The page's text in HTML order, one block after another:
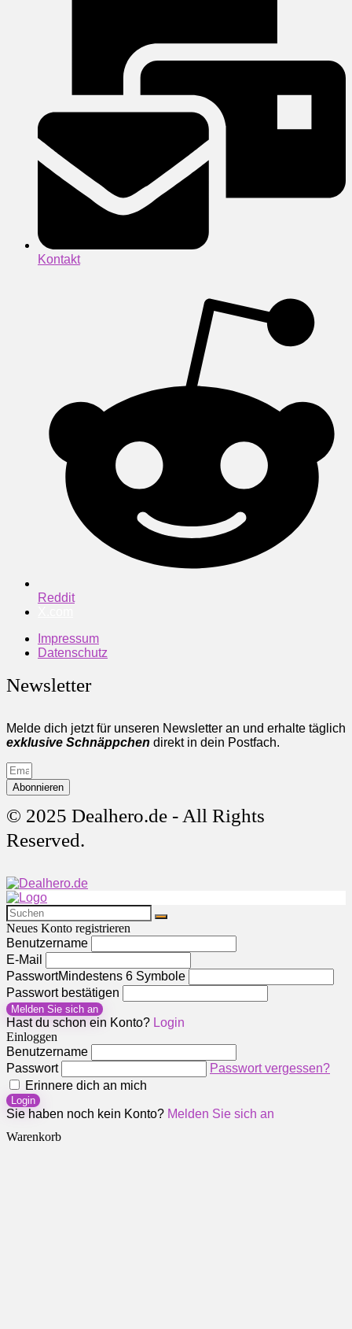
Kontakt
Reddit
Impressum
Datenschutz
Newsletter
Melde dich jetzt für unseren Newsletter an und erhalte täglich
exklusive Schnäppchen direkt in dein Postfach.
Abonnieren
© 2025 Dealhero.de - All Rights
Reserved.
Neues Konto registrieren
Benutzername
E-Mail
PasswortMindestens 6 Symbole
Passwort bestätigen
Melden Sie sich an
Hast du schon ein Konto? Login
Einloggen
Benutzername
Passwort
Passwort vergessen?
Erinnere dich an mich
Login
Sie haben noch kein Konto? Melden Sie sich an
Warenkorb